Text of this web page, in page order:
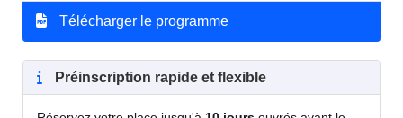
Télécharger le programme
Préinscription rapide et flexible